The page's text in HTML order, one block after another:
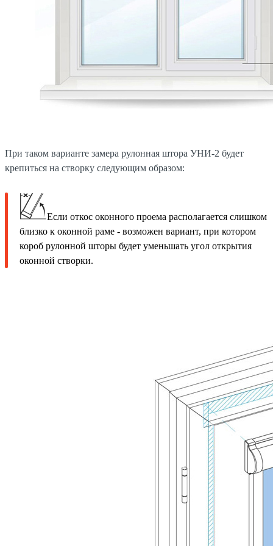
При таком варианте замера рулонная штора УНИ-2 будет
крепиться на створку следующим образом:
Если откос оконного проема располагается слишком
близко к оконной раме - возможен вариант, при котором
короб рулонной шторы будет уменьшать угол открытия
оконной створки.